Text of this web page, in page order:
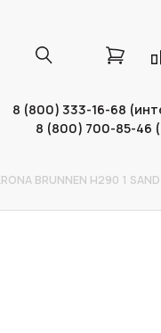
8 (800) 333-16-68
8 (800) 700-85-46
BRUNNEN H290 1 SAND